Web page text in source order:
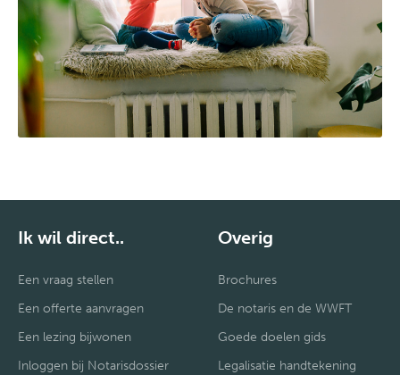
Ik wil direct..
Een vraag stellen
Een offerte aanvragen
Een lezing bijwonen
Inloggen bij Notarisdossier
Overig
Brochures
De notaris en de WWFT
Goede doelen gids
Legalisatie handtekening